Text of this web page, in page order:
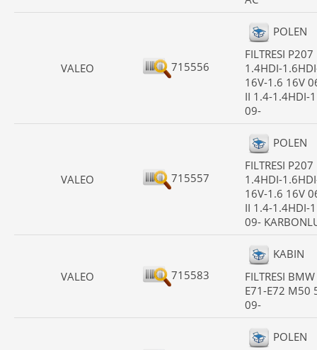
VALEO 715556
POLEN
FILTRESI
1.4HDI-
16V-1.6 16V
II 1.4-1.4HDI-
09-
VALEO 715557
POLEN
FILTRESI
1.4HDI-
16V-1.6 16V
II 1.4-1.4HDI-
09-
VALEO 715583
KABIN
FILTRESI
E71-E72 M50
09-
POLEN